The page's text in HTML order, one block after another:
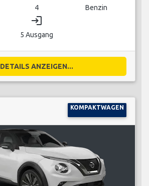
4 Benzin
login
5 Ausgang
DETAILS ANZEIGEN...
KOMPAKTWAGEN